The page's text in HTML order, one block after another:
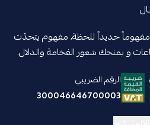
نخلق مفهوماً جديداً للحظة، مفهوم يتحدّث
و يمنحك شعور الفخامة والدلال.
الرقم الضريبي
300046646700003